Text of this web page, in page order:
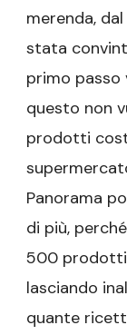
merenda,
stata
primo passo
questo non
prodotti
Panorama
di più,
500 prodotti
lasciando
quante